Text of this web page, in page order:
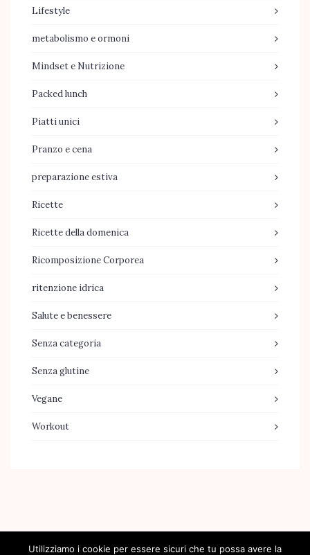
Utilizziamo i cookie per essere sicuri che tu possa avere la
Lifestyle
metabolismo e ormoni
Mindset e Nutrizione
Packed lunch
Piatti unici
Pranzo e cena
preparazione estiva
Ricette
Ricette della domenica
Ricomposizione Corporea
ritenzione idrica
Salute e benessere
Senza categoria
Senza glutine
Vegane
Workout
[jr_instagram id="2"]